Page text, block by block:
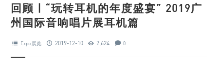
回顾 | “玩转耳机的年度盛宴” 2019广
州国际音响唱片展耳机篇
Expo 展览 2019-12-10 2,624 0